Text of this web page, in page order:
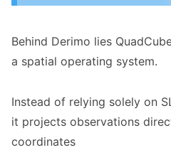
Behind Derimo lies
a spatial operating system.
Instead of relying solely on
it projects observations
coordinates